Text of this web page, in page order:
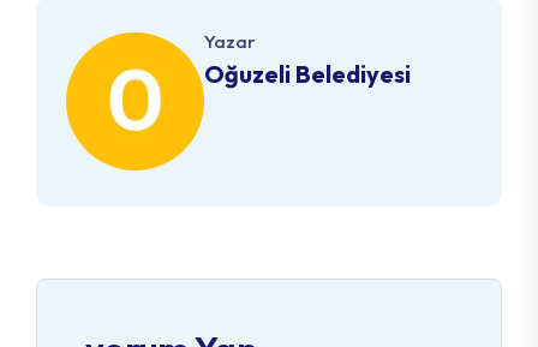
Yazar
Oğuzeli Belediyesi